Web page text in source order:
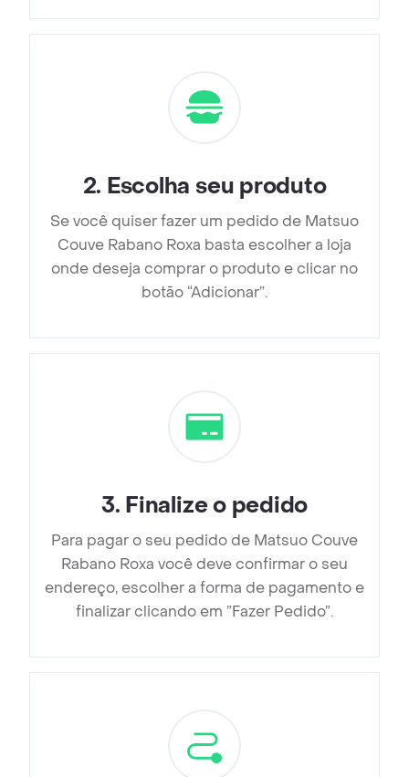
2. Escolha seu produto
Se você quiser fazer um pedido de Matsuo
Couve Rabano Roxa basta escolher a loja
onde deseja comprar o produto e clicar no
botão “Adicionar”.
3. Finalize o pedido
Para pagar o seu pedido de Matsuo Couve
Rabano Roxa você deve confirmar o seu
endereço, escolher a forma de pagamento e
finalizar clicando em ”Fazer Pedido”.